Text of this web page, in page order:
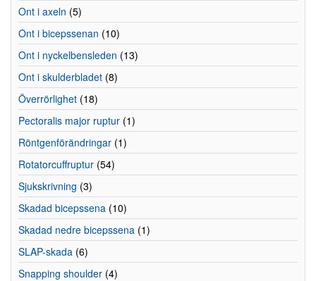
Ont i axeln (5)
Ont i bicepssenan (10)
Ont i nyckelbensleden (13)
Ont i skulderbladet (8)
Överrörlighet (18)
Pectoralis major ruptur (1)
Röntgenförändringar (1)
Rotatorcuffruptur (54)
Sjukskrivning (3)
Skadad bicepssena (10)
Skadad nedre bicepssena (1)
SLAP-skada (6)
Snapping shoulder (4)